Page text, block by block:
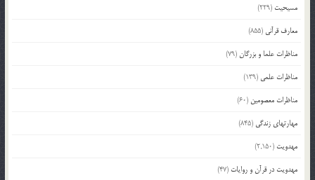
مسیحیت (229)
معارف قرآنی (855)
مناظرات علما و بزرگان(79)
مناظرات علمی (139)
مناظرات معصومین (60)
مهارتهای زندگی (845)
مهدویت (2,150)
مهدویت در قرآن و روایات (47)